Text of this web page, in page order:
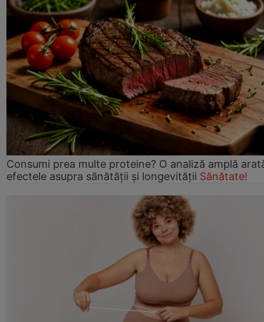
Consumi prea multe proteine? O analiză amplă
efectele asupra sănătății și longevității Sănătate!